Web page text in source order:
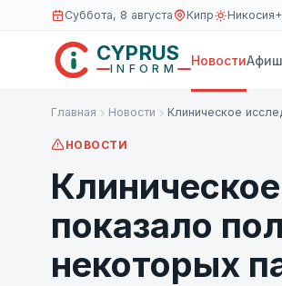
Суббота, 8 августа Кипр Никосия
CYPRUS
INFORM
Новости
Главная Новости Клиническое
НОВОСТИ
показало
некоторых